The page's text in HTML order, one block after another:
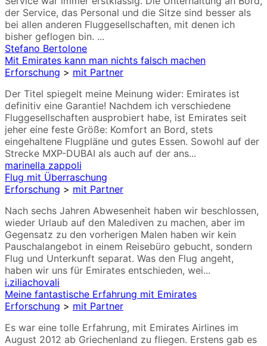
der Service, das Personal und die Sitze sind besser als
bei allen anderen Fluggesellschaften, mit denen ich
bisher geflogen bin. ...
Stefano Bertolone
Mit Emirates kann man nichts falsch machen
Erforschung > mit Partner
Der Titel spiegelt meine Meinung wider: Emirates ist
definitiv eine Garantie! Nachdem ich verschiedene
Fluggesellschaften ausprobiert habe, ist Emirates seit
jeher eine feste Größe: Komfort an Bord, stets
eingehaltene Flugpläne und gutes Essen. Sowohl auf der
Strecke MXP-DUBAI als auch auf der ans...
marinella zappoli
Flug mit Überraschung
Erforschung > mit Partner
Nach sechs Jahren Abwesenheit haben wir beschlossen,
wieder Urlaub auf den Malediven zu machen, aber im
Gegensatz zu den vorherigen Malen haben wir kein
Pauschalangebot in einem Reisebüro gebucht, sondern
Flug und Unterkunft separat. Was den Flug angeht,
haben wir uns für Emirates entschieden, wei...
i.ziliachovali
Meine fantastische Erfahrung mit Emirates
Erforschung > mit Partner
Es war eine tolle Erfahrung, mit Emirates Airlines im
August 2012 ab Griechenland zu fliegen. Erstens gab es